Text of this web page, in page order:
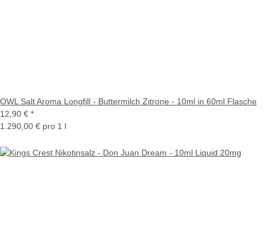
OWL Salt Aroma Longfill - Buttermilch Zitrone - 10ml in 60ml Flasche
12,90 € *
1.290,00 € pro 1 l